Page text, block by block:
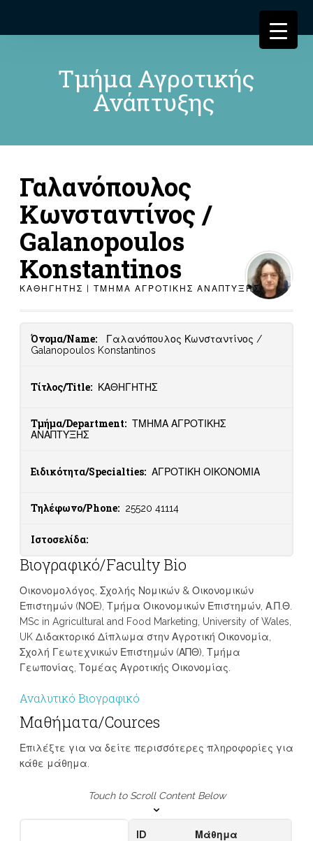
Τμήμα Αγροτικής
Ανάπτυξης
Γαλανόπουλος
Κωνσταντίνος /
Galanopoulos
Konstantinos
ΚΑΘΗΓΗΤΗΣ | ΤΜΗΜΑ ΑΓΡΟΤΙΚΗΣ ΑΝΑΠΤΥΞΗΣ
Όνομα/Name:
Γαλανόπουλος Κωνσταντίνος /
Galanopoulos Konstantinos
Τίτλος/Title: ΚΑΘΗΓΗΤΗΣ
Τμήμα/Department: ΤΜΗΜΑ ΑΓΡΟΤΙΚΗΣ
ΑΝΑΠΤΥΞΗΣ
Ειδικότητα/Specialties: ΑΓΡΟΤΙΚΗ ΟΙΚΟΝΟΜΙΑ
Τηλέφωνο/Phone: 25520 41114
Ιστοσελίδα:
Βιογραφικό/Faculty Bio
Οικονομολόγος, Σχολής Νομικών & Οικονομικών
Επιστημών (ΝΟΕ), Τμήμα Οικονομικών Επιστημών, Α.Π.Θ.
MSc in Agricultural and Food Marketing, University of Wales,
UK Διδακτορικό Δίπλωμα στην Αγροτική Οικονομία,
Σχολή Γεωτεχνικών Επιστημών (ΑΠΘ), Τμήμα
Γεωπονίας, Τομέας Αγροτικής Οικονομίας.
Αναλυτικό Βιογραφικό
Μαθήματα/Cources
Επιλέξτε για να δείτε περισσότερες πληροφορίες για
κάθε μάθημα.
Touch to Scroll Content Below
ID Μάθημα